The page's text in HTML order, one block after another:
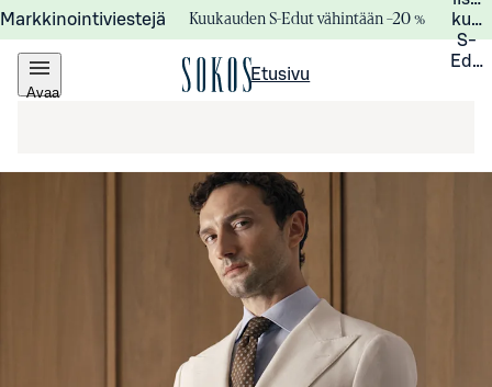
Markkinointiviestejä Kuukauden S-Edut vähintään –20 %
S-
Avaa
Etusivu